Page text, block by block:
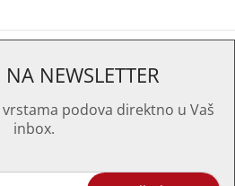
NA NEWSLETTER
podova direktno u Vaš
inbox.